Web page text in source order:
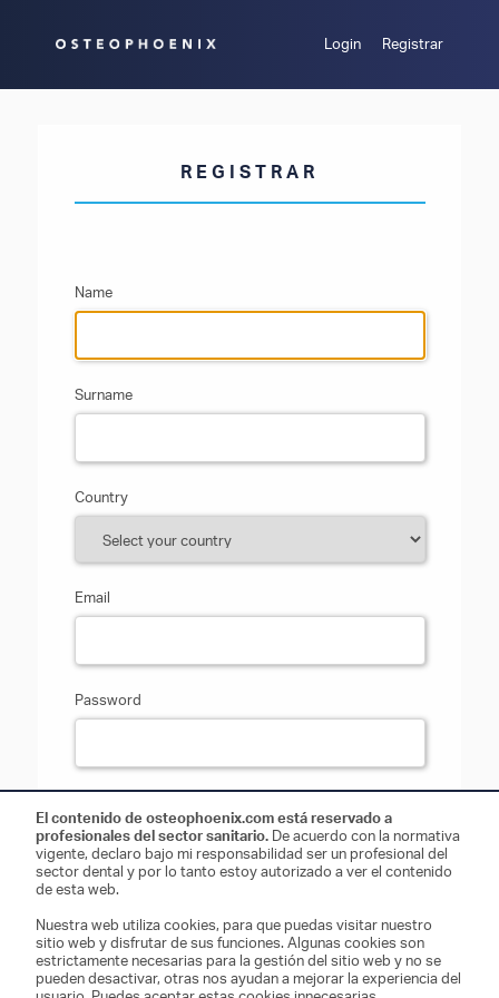
Login Registrar
El contenido de osteophoenix.com está reservado a
profesionales del sector sanitario. De acuerdo con la normativa
vigente, declaro bajo mi responsabilidad ser un profesional del
sector dental y por lo tanto estoy autorizado a ver el contenido
de esta web.
Nuestra web utiliza cookies, para que puedas visitar nuestro
sitio web y disfrutar de sus funciones. Algunas cookies son
estrictamente necesarias para la gestión del sitio web y no se
pueden desactivar, otras nos ayudan a mejorar la experiencia del
REGISTRAR
Name
Surname
Country
Email
Password
Finalidad de los datos: Relación comercial y envío de
comunicaciones sobre nuestros productos y servicios.
Almacenamiento de los datos: Base de datos alojada en